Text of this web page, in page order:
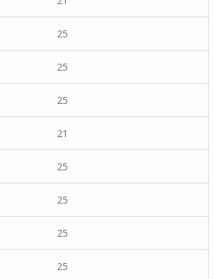
25
25
25
21
25
25
25
25